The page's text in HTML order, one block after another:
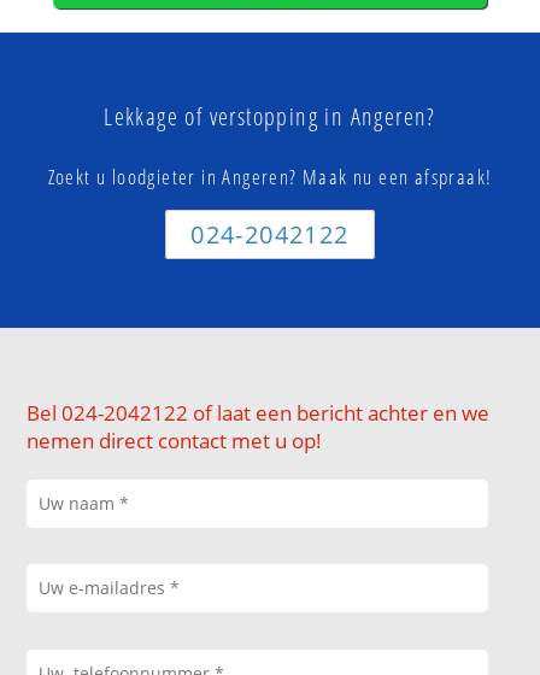
Lekkage of verstopping in Angeren?
Zoekt u loodgieter in Angeren? Maak nu een afspraak!
024-2042122
Bel 024-2042122 of laat een bericht achter en we
nemen direct contact met u op!